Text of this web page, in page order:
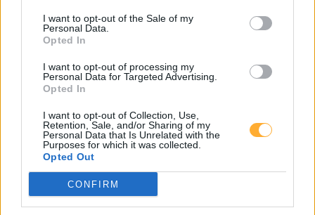
I want to opt-out of the Sale of my
Personal Data.
Opted In
I want to opt-out of processing my
Personal Data for Targeted Advertising.
Opted In
I want to opt-out of Collection, Use,
Retention, Sale, and/or Sharing of my
Personal Data that Is Unrelated with the
Purposes for which it was collected.
Opted Out
CONFIRM
0,49
Ybbs/Donau, HOFER Bahnhofstr.
Bahnhofstraße 26 -
0,65
Klein Pöchlarn, WS-Technik
Zur Fähre 4
0,65
Braunegg
Braunegg 35
14,8
Links - Marktgemeinde St. Martin-Karlsbach
Lindenstraße 2